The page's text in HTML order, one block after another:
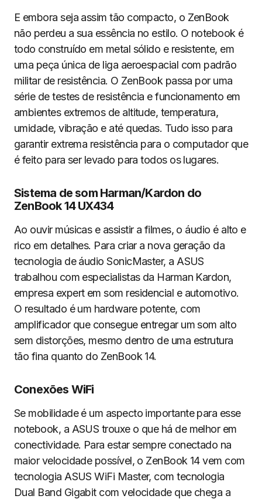
E embora seja assim tão compacto, o ZenBook
não perdeu a sua essência no estilo. O notebook é
todo construído em metal sólido e resistente, em
uma peça única de liga aeroespacial com padrão
militar de resistência. O ZenBook passa por uma
série de testes de resistência e funcionamento em
ambientes extremos de altitude, temperatura,
umidade, vibração e até quedas. Tudo isso para
garantir extrema resistência para o computador que
é feito para ser levado para todos os lugares.
Sistema de som Harman/Kardon do
ZenBook 14 UX434
Ao ouvir músicas e assistir a filmes, o áudio é alto e
rico em detalhes. Para criar a nova geração da
tecnologia de áudio SonicMaster, a ASUS
trabalhou com especialistas da Harman Kardon,
empresa expert em som residencial e automotivo.
O resultado é um hardware potente, com
amplificador que consegue entregar um som alto
sem distorções, mesmo dentro de uma estrutura
tão fina quanto do ZenBook 14.
Conexões WiFi
Se mobilidade é um aspecto importante para esse
notebook, a ASUS trouxe o que há de melhor em
conectividade. Para estar sempre conectado na
maior velocidade possível, o ZenBook 14 vem com
tecnologia ASUS WiFi Master, com tecnologia
Dual Band Gigabit com velocidade que chega a